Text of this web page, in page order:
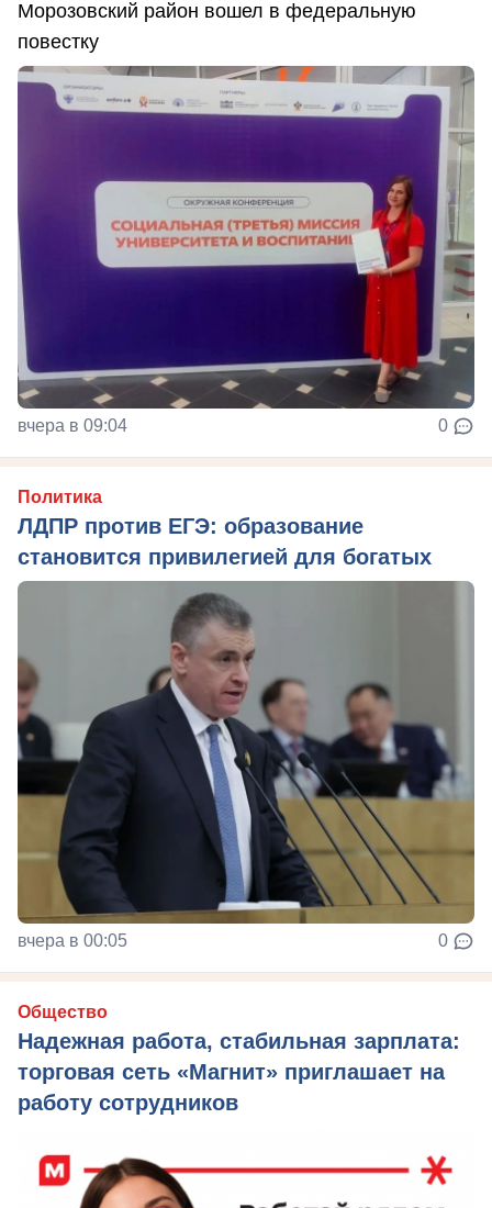
Морозовский район вошел в федеральную
повестку
вчера в 09:04 0
Политика
ЛДПР против ЕГЭ: образование
становится привилегией для богатых
вчера в 00:05 0
Общество
Надежная работа, стабильная зарплата:
торговая сеть «Магнит» приглашает на
работу сотрудников